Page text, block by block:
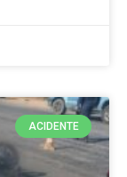
ACIDENTE